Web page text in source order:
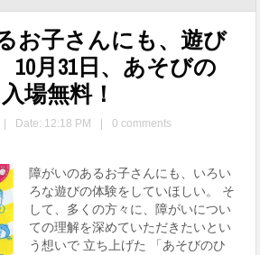
お子さんにも、遊び
月31日、あそびの
入場無料！
Date: 12:18 PM
0 comments
障がいのあるお子さんにも、いろい
ろな遊びの体験をしていほしい。 そ
して、多くの方々に、障がいについ
ての理解を深めていただきたいとい
う想いで 立ち上げた 「あそびのひ